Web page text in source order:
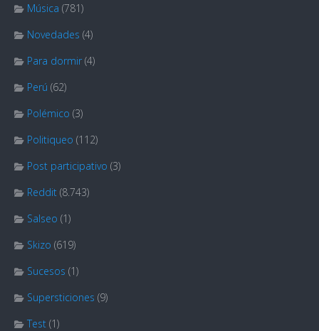
Música (781)
Novedades (4)
Para dormir (4)
Perú (62)
Polémico (3)
Politiqueo (112)
Post participativo (3)
Reddit (8.743)
Salseo (1)
Skizo (619)
Sucesos (1)
Supersticiones (9)
Test (1)